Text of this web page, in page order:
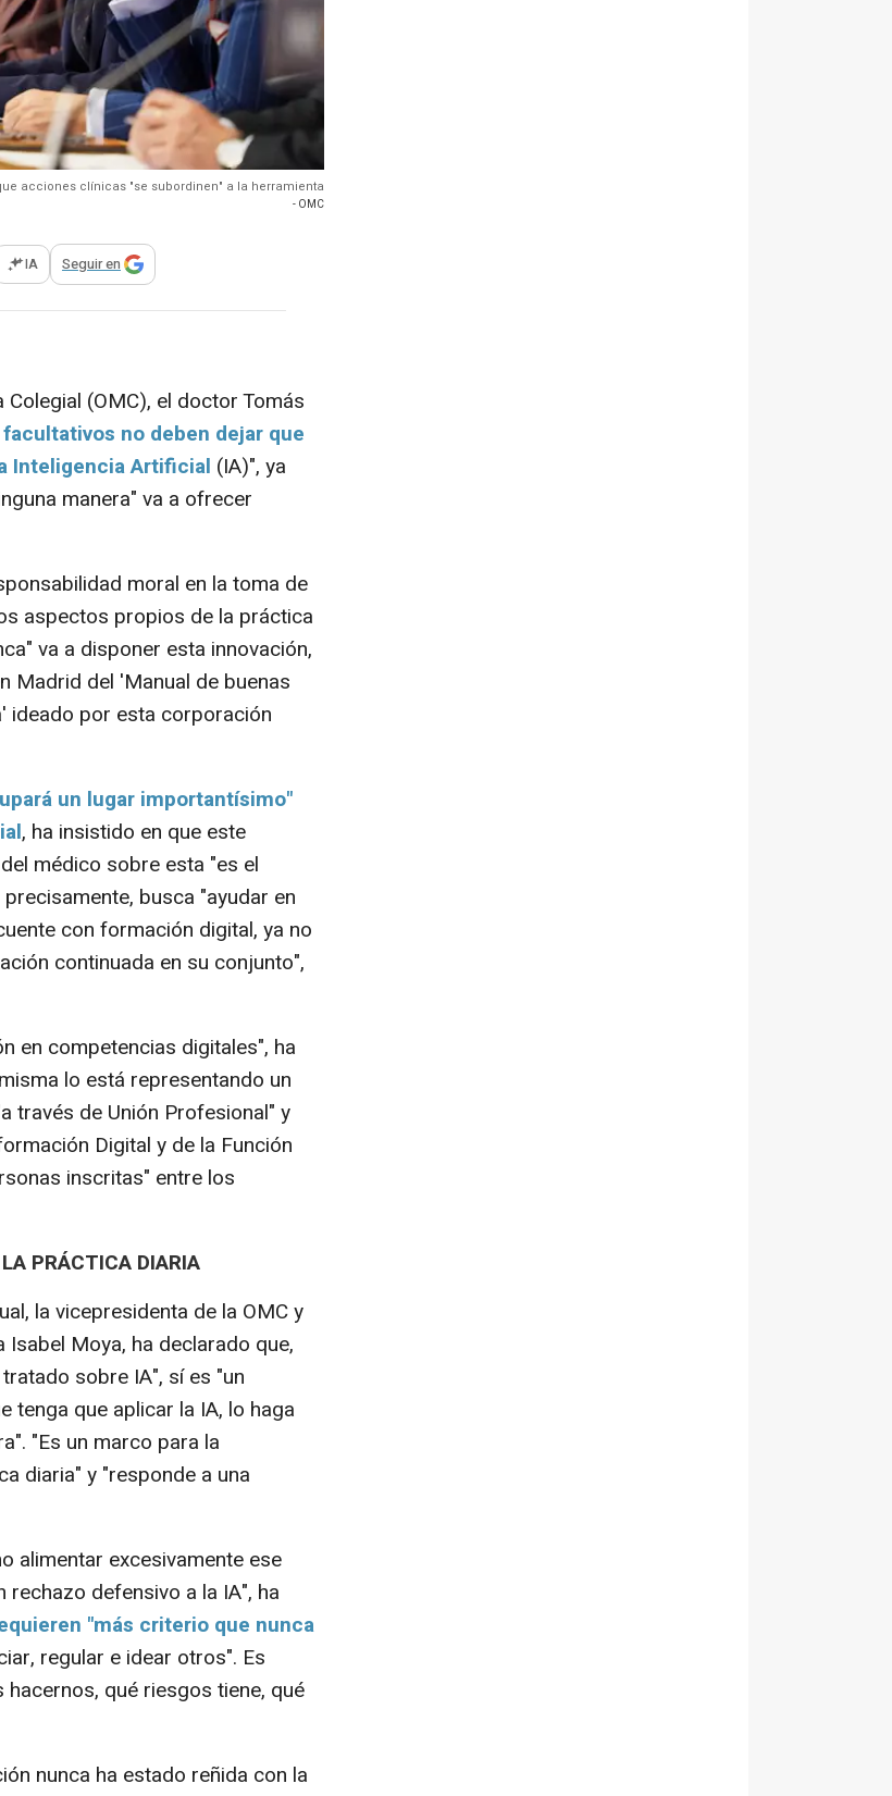
acciones clínicas "se subordinen" a la herramienta
- OMC
opciones para compartir
IA Seguir en
(OMC), el doctor Tomás
no deben dejar que
Inteligencia Artificial (IA)", ya
manera" va a ofrecer
moral en la toma de
aspectos propios de la práctica
va a disponer esta innovación,
Madrid del 'Manual de buenas
ideado por esta corporación
un lugar importantísimo"
, ha insistido en que este
médico sobre esta "es el
busca "ayudar en
con formación digital, ya no
continuada en su conjunto",
en competencias digitales", ha
lo está representando un
través de Unión Profesional" y
Digital y de la Función
inscritas" entre los
PRÁCTICA DIARIA
la vicepresidenta de la OMC y
Moya, ha declarado que,
sobre IA", sí es "un
tenga que aplicar la IA, lo haga
"Es un marco para la
diaria" y "responde a una
alimentar excesivamente ese
defensivo a la IA", ha
"más criterio que nunca
regular e idear otros". Es
qué riesgos tiene, qué
nunca ha estado reñida con la